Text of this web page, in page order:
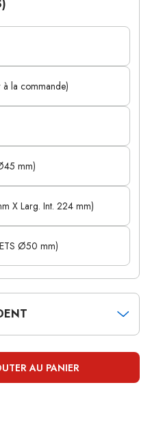
à la commande)
mm)
X Larg. Int. 224 mm)
Ø50 mm)
AU PANIER